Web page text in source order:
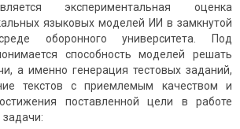
экспериментальная оценка
языковых моделей ИИ в замкнутой
оборонного университета. Под
способность моделей решать
а именно генерация тестовых заданий,
текстов с приемлемым качеством и
поставленной цели в работе